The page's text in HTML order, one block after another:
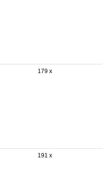
179 x
191 x